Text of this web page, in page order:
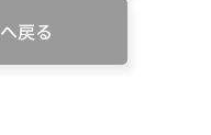
戻る